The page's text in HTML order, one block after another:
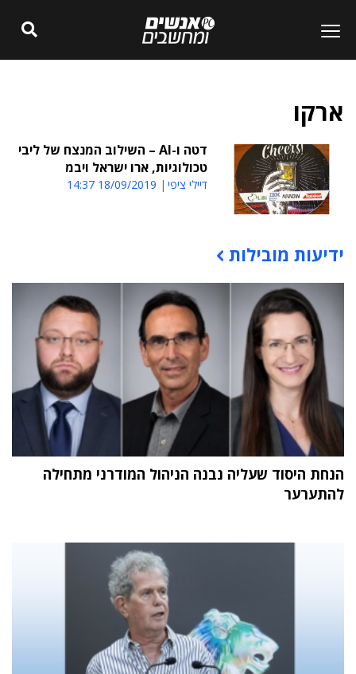
ארקו
דטה ו-AI – השילוב המנצח של ליבי
טכולוגיות, ארו ישראל ויבמ
דיילי ציפי 18/09/2019 14:37
תוכן פרסומי
ידיעות מובילות
הנחת היסוד שעליה נבנה הניהול המודרני מתחילה
להתערער